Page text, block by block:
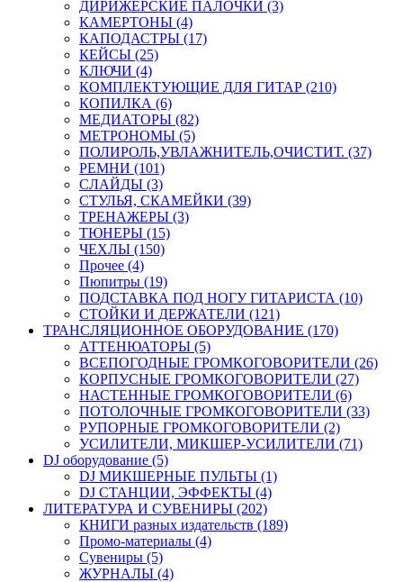
ДИРИЖЕРСКИЕ ПАЛОЧКИ (3)
КАМЕРТОНЫ (4)
КАПОДАСТРЫ (17)
КЕЙСЫ (25)
КЛЮЧИ (4)
КОМПЛЕКТУЮЩИЕ ДЛЯ ГИТАР (210)
КОПИЛКА (6)
МЕДИАТОРЫ (82)
МЕТРОНОМЫ (5)
ПОЛИРОЛЬ,УВЛАЖНИТЕЛЬ,ОЧИСТИТ. (37)
РЕМНИ (101)
СЛАЙДЫ (3)
СТУЛЬЯ, СКАМЕЙКИ (39)
ТРЕНАЖЕРЫ (3)
ТЮНЕРЫ (15)
ЧЕХЛЫ (150)
Прочее (4)
Пюпитры (19)
ПОДСТАВКА ПОД НОГУ ГИТАРИСТА (10)
СТОЙКИ И ДЕРЖАТЕЛИ (121)
ТРАНСЛЯЦИОННОЕ ОБОРУДОВАНИЕ (170)
АТТЕНЮАТОРЫ (5)
ВСЕПОГОДНЫЕ ГРОМКОГОВОРИТЕЛИ (26)
КОРПУСНЫЕ ГРОМКОГОВОРИТЕЛИ (27)
НАСТЕННЫЕ ГРОМКОГОВОРИТЕЛИ (6)
ПОТОЛОЧНЫЕ ГРОМКОГОВОРИТЕЛИ (33)
РУПОРНЫЕ ГРОМКОГОВОРИТЕЛИ (2)
УСИЛИТЕЛИ, МИКШЕР-УСИЛИТЕЛИ (71)
DJ оборудование (5)
DJ МИКШЕРНЫЕ ПУЛЬТЫ (1)
DJ СТАНЦИИ, ЭФФЕКТЫ (4)
ЛИТЕРАТУРА И СУВЕНИРЫ (202)
КНИГИ разных издательств (189)
Промо-материалы (4)
Сувениры (5)
ЖУРНАЛЫ (4)